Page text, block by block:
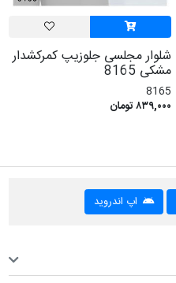
شلوار مجلسی جلوزیپ کمرکشدار
مشکی 8165
8165
۸۳۹,۰۰۰ تومان
اپ اندروید